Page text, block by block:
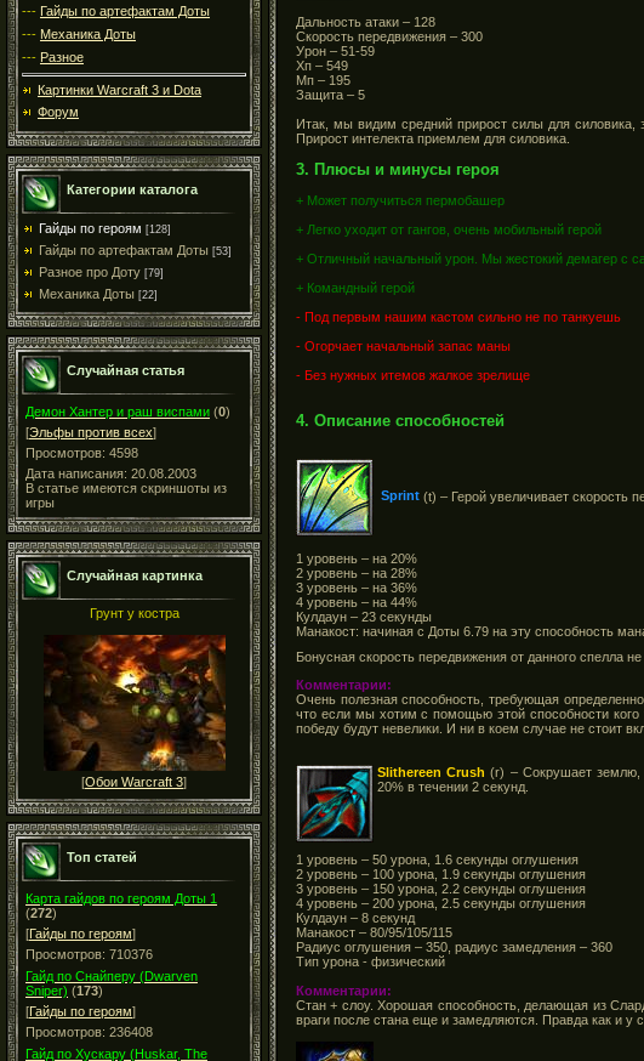
--- Гайды по артефактам Доты
--- Механика Доты
--- Разное
Картинки Warcraft 3 и Dota
Форум
Категории каталога
Гайды по героям [128]
Гайды по артефактам Доты [53]
Разное про Доту [79]
Механика Доты [22]
Случайная статья
Демон Хантер и раш виспами (0)
[Эльфы против всех]
Просмотров: 4598
Дата написания: 20.08.2003
В статье имеются скриншоты из
игры
Случайная картинка
Грунт у костра
[Обои Warcraft 3]
Топ статей
Карта гайдов по героям Доты 1
(272)
[Гайды по героям]
Просмотров: 710376
Гайд по Снайперу (Dwarven
Sniper) (173)
[Гайды по героям]
Просмотров: 236408
Гайд по Хускару (Huskar, The
Дальность атаки – 128
Скорость передвижения – 300
Урон – 51-59
Хп – 549
Мп – 195
Защита – 5
Итак, мы видим средний прирост силы для силовика,
Прирост интелекта приемлeм для силовика.
3. Плюсы и минусы героя
+ Может получиться пермобашер
+ Легко уходит от гангов, очень мобильный герой
+ Отличный начальный урон. Мы жестокий демагер с
+ Командный герой
- Под первым нашим кастом сильно не по танкуешь
- Огорчает начальный запас маны
- Без нужных итемов жалкое зрелище
4. Описание способностей
Sprint (t) – Герой увеличивает скорость
1 уровень – на 20%
2 уровень – на 28%
3 уровень – на 36%
4 уровень – на 44%
Кулдаун – 23 секунды
Манакост: начиная с Доты 6.79 на эту способность
Бонусная скорость передвижения от данного спелла
Комментарии:
Очень полезная способность, требующая
что если мы хотим с помощью этой способности
победу будут невелики. И ни в коем случае не стоит
Slithereen Crush (r) – Сокрушает землю,
20% в течении 2 секунд.
1 уровень – 50 урона, 1.6 секунды оглушения
2 уровень – 100 урона, 1.9 секунды оглушения
3 уровень – 150 урона, 2.2 секунды оглушения
4 уровень – 200 урона, 2.5 секунды оглушения
Кулдаун – 8 секунд
Манакост – 80/95/105/115
Радиус оглушения – 350, радиус замедления – 360
Тип урона - физический
Комментарии:
Стан + слоу. Хорошая способность, делающая из
враги после стана еще и замедляются. Правда как и у